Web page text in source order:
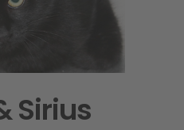
Sirius